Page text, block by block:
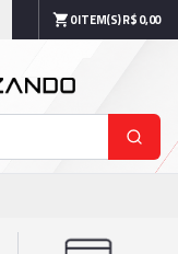
0ITEM(S)R$ 0,00